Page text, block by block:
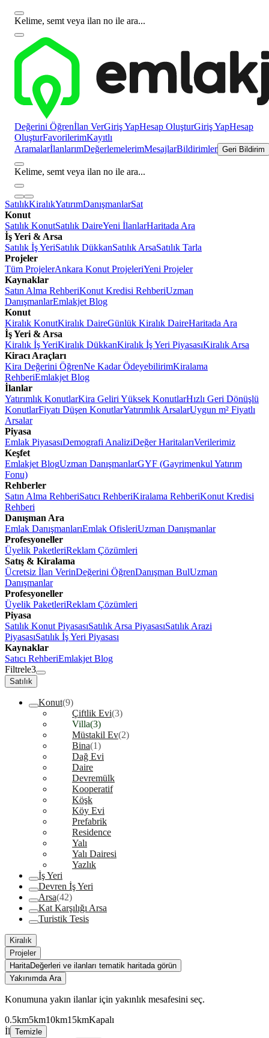
Kelime, semt veya ilan no ile ara...
Değerini Öğrenİlan VerGiriş YapHesap OluşturGiriş YapHesap
OluşturFavorilerimKayıtlı
AramalarİlanlarımDeğerlemelerimMesajlarBildirimler Geri Bildirim
Kelime, semt veya ilan no ile ara...
SatılıkKiralıkYatırımDanışmanlarSat
Konut
Satılık KonutSatılık DaireYeni İlanlarHaritada Ara
İş Yeri & Arsa
Satılık İş YeriSatılık DükkanSatılık ArsaSatılık Tarla
Projeler
Tüm ProjelerAnkara Konut ProjeleriYeni Projeler
Kaynaklar
Satın Alma RehberiKonut Kredisi RehberiUzman
DanışmanlarEmlakjet Blog
Konut
Kiralık KonutKiralık DaireGünlük Kiralık DaireHaritada Ara
İş Yeri & Arsa
Kiralık İş YeriKiralık DükkanKiralık İş Yeri PiyasasıKiralık Arsa
Kiracı Araçları
Kira Değerini ÖğrenNe Kadar ÖdeyebilirimKiralama
RehberiEmlakjet Blog
İlanlar
Yatırımlık KonutlarKira Geliri Yüksek KonutlarHızlı Geri Dönüşlü
KonutlarFiyatı Düşen KonutlarYatırımlık ArsalarUygun m² Fiyatlı
Arsalar
Piyasa
Emlak PiyasasıDemografi AnaliziDeğer HaritalarıVerilerimiz
Keşfet
Emlakjet BlogUzman DanışmanlarGYF (Gayrimenkul Yatırım
Fonu)
Rehberler
Satın Alma RehberiSatıcı RehberiKiralama RehberiKonut Kredisi
Rehberi
Danışman Ara
Emlak DanışmanlarıEmlak OfisleriUzman Danışmanlar
Profesyoneller
Üyelik PaketleriReklam Çözümleri
Satış & Kiralama
Ücretsiz İlan VerinDeğerini ÖğrenDanışman BulUzman
Danışmanlar
Profesyoneller
Üyelik PaketleriReklam Çözümleri
Piyasa
Satılık Konut PiyasasıSatılık Arsa PiyasasıSatılık Arazi
PiyasasıSatılık İş Yeri Piyasası
Kaynaklar
Satıcı RehberiEmlakjet Blog
Filtrele3
Satılık
Konut(9)
Çiftlik Evi(3)
Villa(3)
Müstakil Ev(2)
Bina(1)
Dağ Evi
Daire
Devremülk
Kooperatif
Köşk
Köy Evi
Prefabrik
Residence
Yalı
Yalı Dairesi
Yazlık
İş Yeri
Devren İş Yeri
Arsa(42)
Kat Karşılığı Arsa
Turistik Tesis
Kiralık
Projeler
HaritaDeğerleri ve ilanları tematik haritada görün
Yakınımda Ara
Konumuna yakın ilanlar için yakınlık mesafesini seç.
0.5km5km10km15kmKapalı
İl Temizle